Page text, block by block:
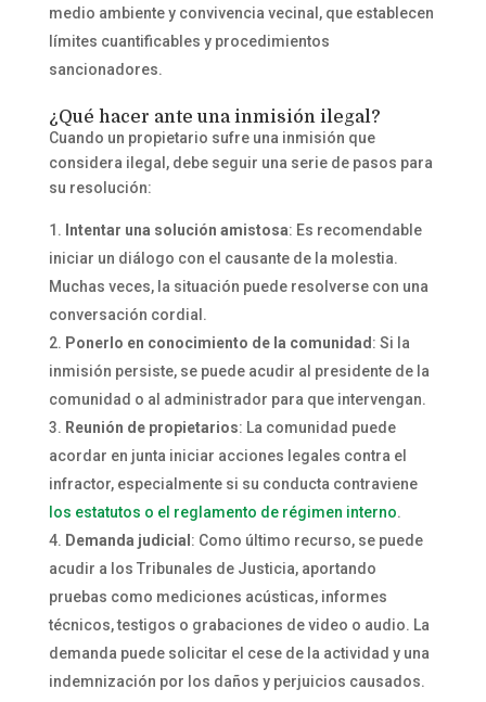
medio ambiente y convivencia vecinal, que establecen
límites cuantificables y procedimientos
sancionadores.
¿Qué hacer ante una inmisión ilegal?
Cuando un propietario sufre una inmisión que
considera ilegal, debe seguir una serie de pasos para
su resolución:
Intentar una solución amistosa: Es recomendable
iniciar un diálogo con el causante de la molestia.
Muchas veces, la situación puede resolverse con una
conversación cordial.
Ponerlo en conocimiento de la comunidad : Si la
inmisión persiste, se puede acudir al presidente de la
comunidad o al administrador para que intervengan.
Reunión de propietarios: La comunidad puede
acordar en junta iniciar acciones legales contra el
infractor, especialmente si su conducta contraviene
los estatutos o el reglamento de régimen interno.
Demanda judicial : Como último recurso, se puede
acudir a los Tribunales de Justicia, aportando
pruebas como mediciones acústicas, informes
técnicos, testigos o grabaciones de video o audio. La
demanda puede solicitar el cese de la actividad y una
indemnización por los daños y perjuicios causados.